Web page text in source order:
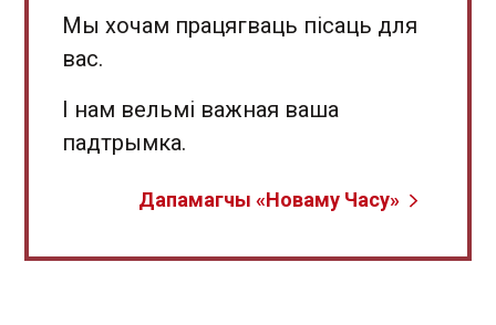
Мы хочам працягваць пісаць для
вас.
І нам вельмі важная ваша
падтрымка.
Дапамагчы «Новаму Часу»